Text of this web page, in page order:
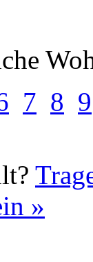
7 8 9
»